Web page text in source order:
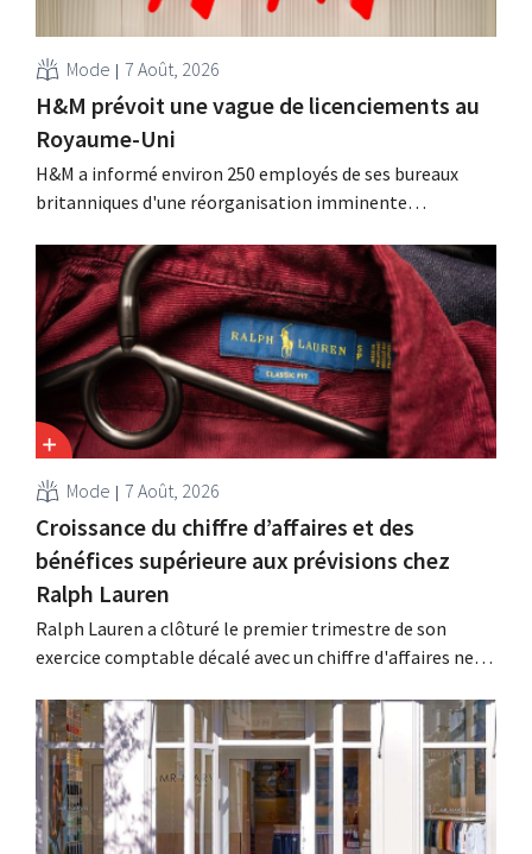
Mode 7 Août, 2026
H&M prévoit une vague de licenciements au
Royaume-Uni
H&M a informé environ 250 employés de ses bureaux
britanniques d'une réorganisation imminente
Cette restructuration fait suite à des mesures prises
précédemment aux Pays-Bas, en Belgique et en Espagne,
qui avaient déjà entraîné la suppression de centaines
d'emplois.
Mode 7 Août, 2026
Croissance du chiffre d’affaires et des
bénéfices supérieure aux prévisions chez
Ralph Lauren
Ralph Lauren a clôturé le premier trimestre de son
exercice comptable décalé avec un chiffre d'affaires net
soit une hausse de 14 % par rapport à l'année
précédente. Fort de ce démarrage supérieur aux
attentes, le groupe revoit également à la...